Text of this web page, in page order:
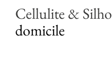
Éditions limitées
Cellulite &
domicile